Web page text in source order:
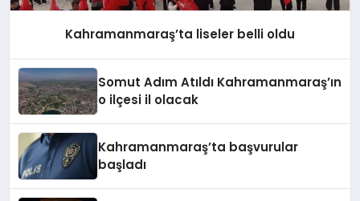
Kahramanmaraş’ta liseler belli oldu
Somut Adım Atıldı Kahramanmaraş’ın
o ilçesi il olacak
Kahramanmaraş’ta başvurular
başladı